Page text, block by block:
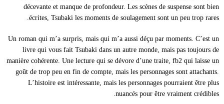
décevante et manque de profondeur. Les scènes de suspense sont bien
écrites, Tsubaki les moments de soulagement sont un peu trop rares.
Un roman qui m’a surpris, mais qui m’a aussi déçu par moments. C’est un
livre qui vous fait Tsubaki dans un autre monde, mais pas toujours de
manière cohérente. Une lecture qui se dévore d’une traite, fb2 qui laisse un
goût de trop peu en fin de compte, mais les personnages sont attachants.
L’histoire est intéressante, mais les personnages pourraient être plus
nuancés pour être vraiment crédibles.